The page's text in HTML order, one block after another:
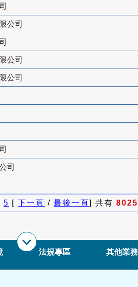
公司
公司
公司
司
5 [ 下一頁 / 最後一頁] 共有 8025
法規專區 其他業務